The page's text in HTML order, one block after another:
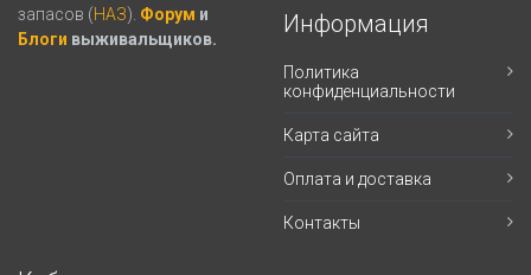
запасов (НАЗ). Форум и
Блоги выживальщиков.
Информация
Политика
конфиденциальности
Карта сайта
Оплата и доставка
Контакты